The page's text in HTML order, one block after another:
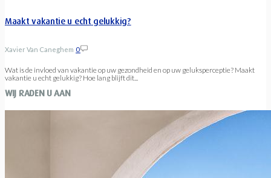
Maakt vakantie u echt gelukkig?
Xavier Van Caneghem 0
Wat is de invloed van vakantie op uw gezondheid en op uw geluksperceptie? Maakt
vakantie u echt gelukkig? Hoe lang blijft dit...
WIJ RADEN U AAN